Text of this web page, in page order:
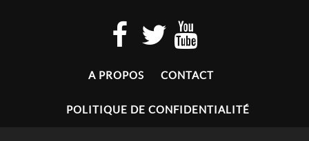
A PROPOS CONTACT
POLITIQUE DE CONFIDENTIALITÉ